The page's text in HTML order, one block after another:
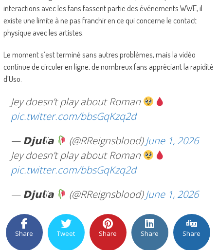
interactions avec les fans fassent partie des événements WWE, il
existe une limite à ne pas franchir en ce qui concerne le contact
physique avec les artistes.
Le moment s’est terminé sans autres problèmes, mais la vidéo
continue de circuler en ligne, de nombreux fans appréciant la rapidité
d’Uso.
Jey doesn’t play about Roman
pic.twitter.com/bbsGqKzq2d
— 𝗗𝗷𝘂𝗹ï𝗮
(@RReignsblood)June 1, 2026
Jey doesn’t play about Roman
pic.twitter.com/bbsGqKzq2d
— 𝗗𝗷𝘂𝗹ï𝗮
(@RReignsblood)June 1, 2026
Share Tweet Share Share Share